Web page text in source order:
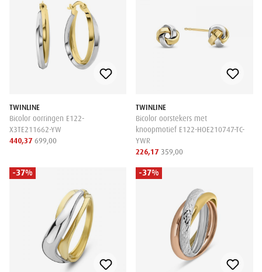
TWINLINE
Bicolor oorringen E122-
X3TE211662-YW
440,37 699,00
TWINLINE
Bicolor oorstekers met
knoopmotief E122-HOE210747-TC-
YWR
226,17 359,00
-37% -37%